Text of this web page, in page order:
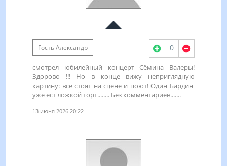
Гость Александр 0
смотрел юбилейный концерт Сёмина Валеры!
Здорово !!! Но в конце вижу неприглядную
картину: все стоят на сцене и поют! Один Бардин
уже ест ложкой торт........ Без комментариев.......
13 июня 2026 20:22